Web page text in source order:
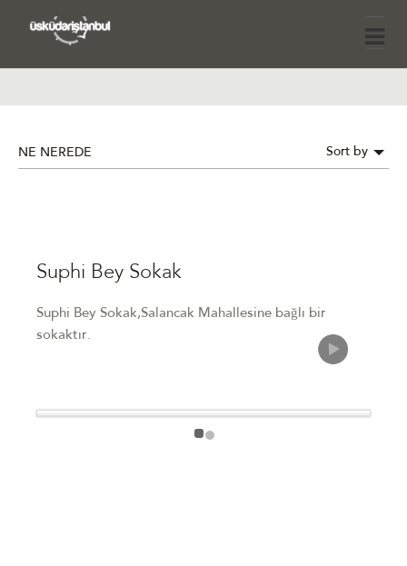
NE NEREDE Sort by
Suphi Bey Sokak
Suphi Bey Sokak,Salancak Mahallesine bağlı bir
sokaktır.